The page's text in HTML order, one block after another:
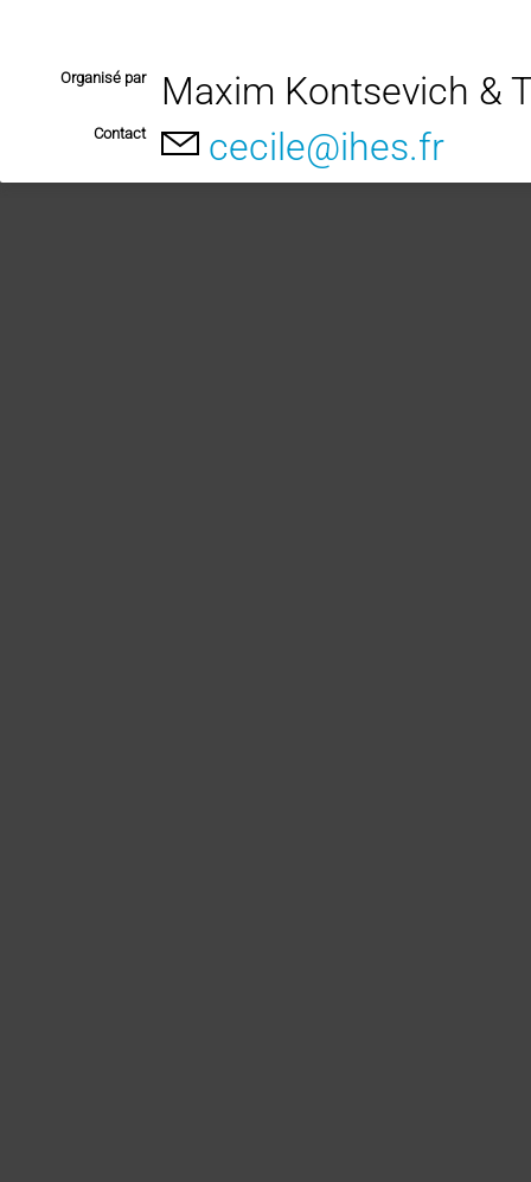
Organisé par Maxim Kontsevich &
Contact cecile@ihes.fr